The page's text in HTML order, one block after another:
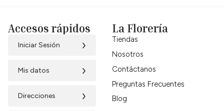
Accesos rápidos
Iniciar Sesión ›
Mis datos ›
Direcciones ›
La Florería
Tiendas
Nosotros
Contáctanos
Preguntas Frecuentes
Blog